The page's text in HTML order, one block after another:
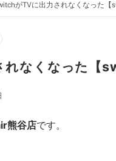
がTVに出力されなくなった【
なくなった【
熊谷店です。